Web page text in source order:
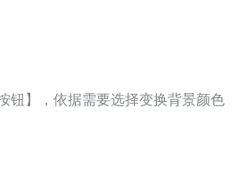
钮】，依据需要选择变换背景颜色